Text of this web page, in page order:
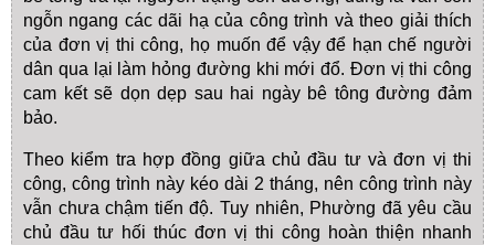
ngỗn ngang các dãi hạ của công trình và theo giải thích
của đơn vị thi công, họ muốn để vậy để hạn chế người
dân qua lại làm hỏng đường khi mới đổ. Đơn vị thi công
cam kết sẽ dọn dẹp sau hai ngày bê tông đường đảm
bảo.
Theo kiểm tra hợp đồng giữa chủ đầu tư và đơn vị thi
công, công trình này kéo dài 2 tháng, nên công trình này
vẫn chưa chậm tiến độ. Tuy nhiên, Phường đã yêu cầu
chủ đầu tư hối thúc đơn vị thi công hoàn thiện nhanh